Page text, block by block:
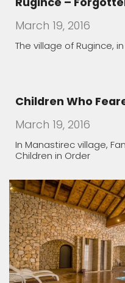
March 19, 2016
The village of Rugince,
Children Who
March 19, 2016
In Manastirec village,
Children in Order